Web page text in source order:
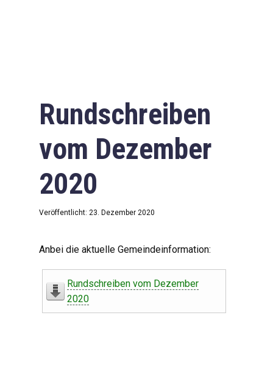
Rundschreiben
vom Dezember
2020
Veröffentlicht: 23. Dezember 2020
Anbei die aktuelle Gemeindeinformation:
Rundschreiben vom Dezember
2020